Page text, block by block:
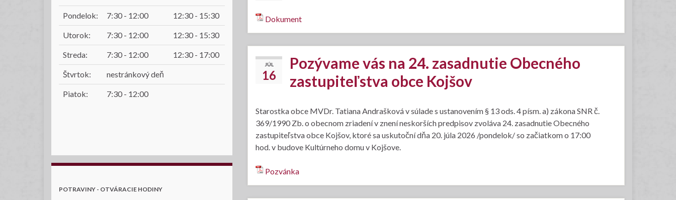
Dokument
JÚL
16
Pozývame vás na 24. zasadnutie Obecného
zastupiteľstva obce Kojšov
Starostka obce MVDr. Tatiana Andrašková v súlade s ustanovením § 13 ods. 4 písm. a) zákona SNR č.
369/1990 Zb. o obecnom zriadení v znení neskorších predpisov zvoláva 24. zasadnutie Obecného
zastupiteľstva obce Kojšov, ktoré sa uskutoční dňa 20. júla 2026 /pondelok/ so začiatkom o 17:00
hod. v budove Kultúrneho domu v Kojšove.
Pozvánka
Pondelok: 7:30 - 12:00 12:30 - 15:30
Utorok: 7:30 - 12:00 12:30 - 15:30
Streda: 7:30 - 12:00 12:30 - 17:00
Štvrtok: nestránkový deň
Piatok: 7:30 - 12:00
POTRAVINY - OTVÁRACIE HODINY